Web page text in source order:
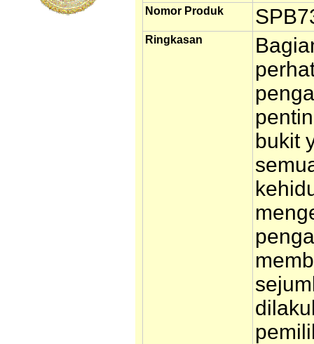
Nomor Produk
Ringkasan
bukit